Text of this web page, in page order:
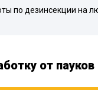
по дезинсекции на
от пауков